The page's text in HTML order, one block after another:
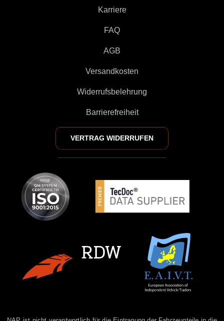
Karriere
FAQ
AGB
Versandkosten
Widerrufsbelehrung
Barrierefreiheit
VERTRAG WIDERRUFEN